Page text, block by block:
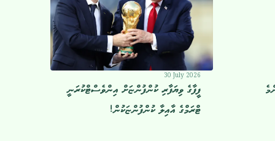
30 July 2026
ފީފާގެ ވިޔަފާރި ކުންފުންޏަށް އިންވެސްޓްކުރަނީ
ޓްރަމްގެ އާއިލާ ކުންފުންޏަކުން!